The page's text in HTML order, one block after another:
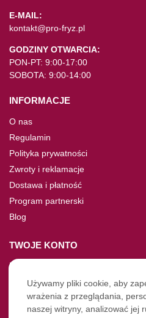
E-MAIL:
kontakt@pro-fryz.pl
GODZINY OTWARCIA:
PON-PT: 9:00-17:00
SOBOTA: 9:00-14:00
INFORMACJE
O nas
Regulamin
Polityka prywatności
Zwroty i reklamacje
Dostawa i płatność
Program partnerski
Blog
TWOJE KONTO
Moje konto
Nie pamiętasz hasła?
Twoje zamówienia
Używamy pliki cookie, aby
wrażenia z przeglądania,
naszej witryny, analizować jej